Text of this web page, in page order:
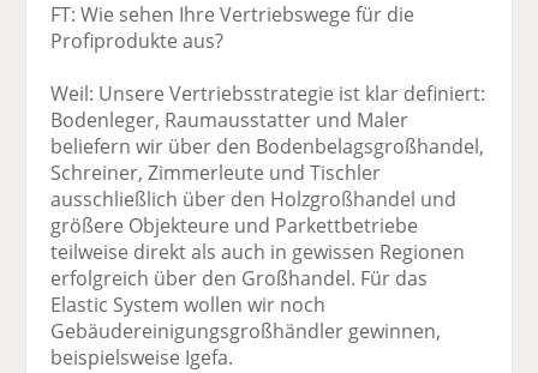
FT: Wie sehen Ihre Vertriebswege für die
Profiprodukte aus?
Weil: Unsere Vertriebsstrategie ist klar definiert:
Bodenleger, Raumausstatter und Maler
beliefern wir über den Bodenbelagsgroßhandel,
Schreiner, Zimmerleute und Tischler
ausschließlich über den Holzgroßhandel und
größere Objekteure und Parkettbetriebe
teilweise direkt als auch in gewissen Regionen
erfolgreich über den Großhandel. Für das
Elastic System wollen wir noch
Gebäudereinigungsgroßhändler gewinnen,
beispielsweise Igefa.